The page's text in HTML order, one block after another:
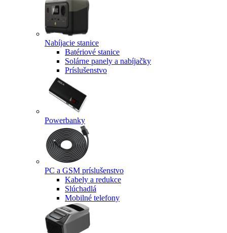
Nabíjacie stanice
Batériové stanice
Solárne panely a nabíjačky
Príslušenstvo
Powerbanky
PC a GSM príslušenstvo
Kabely a redukce
Slúchadlá
Mobilné telefony